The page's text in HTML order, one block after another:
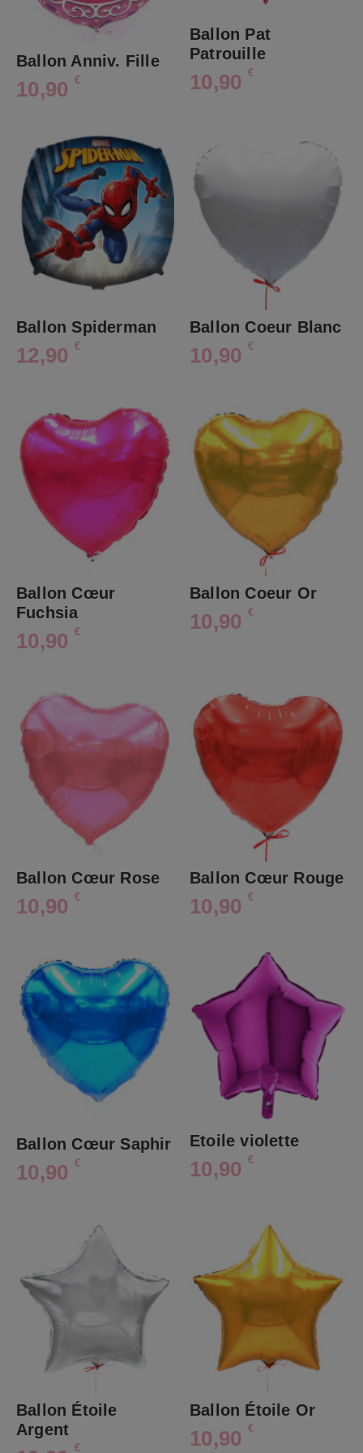
Ballon Anniv. Fille
10,90 €
Ballon Pat
Patrouille
10,90 €
Ballon Spiderman
12,90 €
Ballon Coeur Blanc
10,90 €
Ballon Cœur
Fuchsia
10,90 €
Ballon Coeur Or
10,90 €
Ballon Cœur Rose
10,90 €
Ballon Cœur Rouge
10,90 €
Ballon Cœur Saphir
10,90 €
Etoile violette
10,90 €
Ballon Étoile
Argent
€
Ballon Étoile Or
10,90 €